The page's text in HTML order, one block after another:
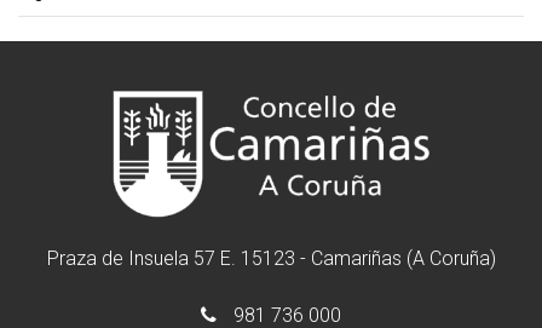
Praza de Insuela 57 E. 15123 - Camariñas (A Coruña)
981 736 000